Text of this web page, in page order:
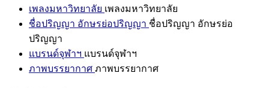
เพลงมหาวิทยาลัย เพลงมหาวิทยาลัย
ชื่อปริญญา อักษรย่อปริญญา ชื่อปริญญา อักษรย่อ
ปริญญา
แบรนด์จุฬาฯ แบรนด์จุฬาฯ
ภาพบรรยากาศ ภาพบรรยากาศ